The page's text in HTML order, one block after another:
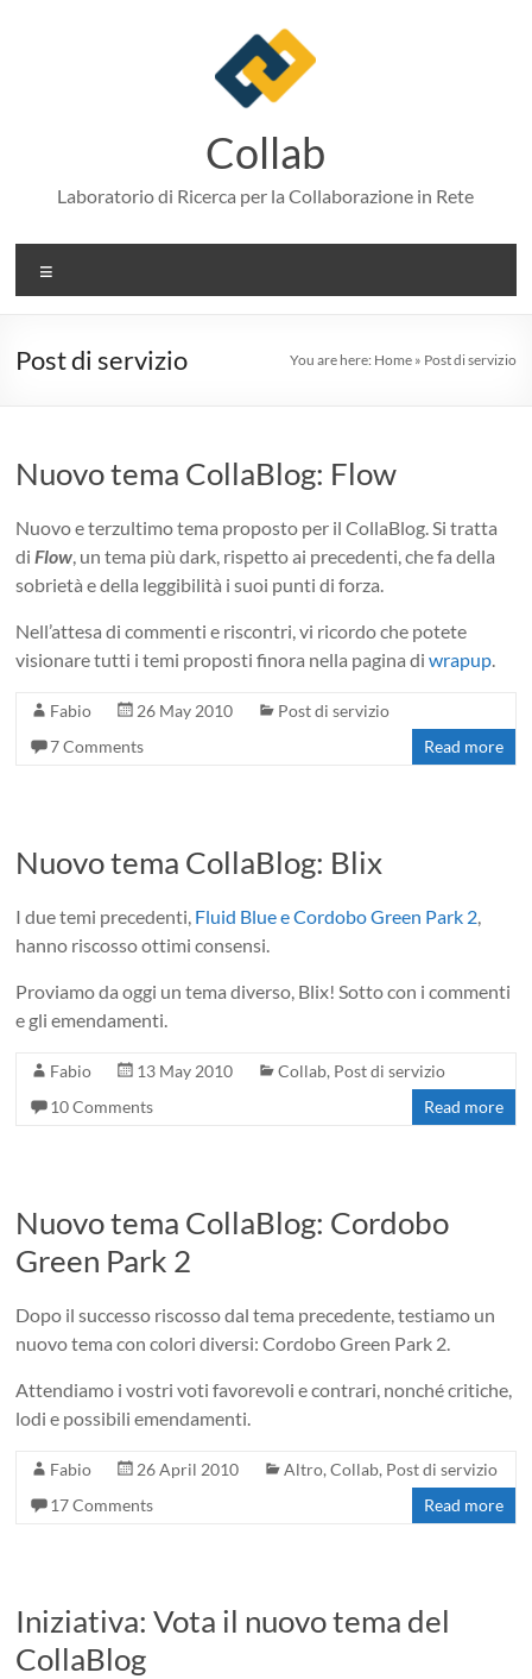
Collab
Laboratorio di Ricerca per la Collaborazione in Rete
Post di servizio You are here: Home» Post di servizio
Nuovo tema CollaBlog: Flow
Nuovo e terzultimo tema proposto per il CollaBlog. Si tratta
diFlow, un tema più dark, rispetto ai precedenti, che fa della
sobrietà e della leggibilità i suoi punti di forza.
Nell’attesa di commenti e riscontri, vi ricordo che potete
visionare tutti i temi proposti finora nella pagina diwrapup.
Fabio 26 May 2010
Post di servizio
7 Comments
Read more
Nuovo tema CollaBlog: Blix
I due temi precedenti, Fluid Blue e Cordobo Green Park 2,
hanno riscosso ottimi consensi.
Proviamo da oggi un tema diverso, Blix! Sotto con i commenti
e gli emendamenti.
Fabio 13 May 2010 Collab, Post di servizio
10 Comments
Read more
Nuovo tema CollaBlog: Cordobo
Green Park 2
Dopo il successo riscosso dal tema precedente, testiamo un
nuovo tema con colori diversi: Cordobo Green Park 2.
Attendiamo i vostri voti favorevoli e contrari, nonché critiche,
lodi e possibili emendamenti.
Fabio 26 April 2010 Altro,Collab, Post di servizio
17 Comments
Read more
Iniziativa: Vota il nuovo tema del
CollaBlog